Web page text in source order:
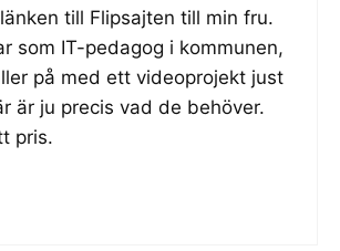
till Flipsajten till min fru.
som IT-pedagog i kommunen,
på med ett videoprojekt just
är ju precis vad de behöver.
pris.